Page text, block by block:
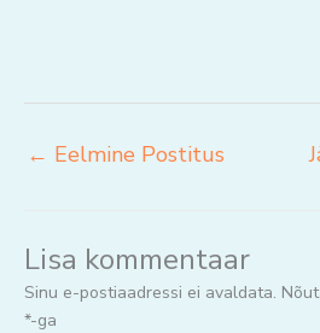
← Eelmine Postitus
Lisa kommentaar
Sinu e-postiaadressi ei avaldata.
*-ga